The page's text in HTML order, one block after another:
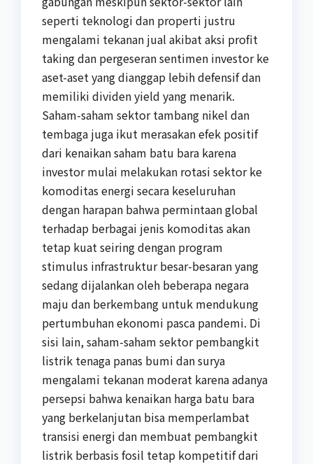
seperti teknologi dan properti justru
mengalami tekanan jual akibat aksi profit
taking dan pergeseran sentimen investor ke
aset-aset yang dianggap lebih defensif dan
memiliki dividen yield yang menarik.
Saham-saham sektor tambang nikel dan
tembaga juga ikut merasakan efek positif
dari kenaikan saham batu bara karena
investor mulai melakukan rotasi sektor ke
komoditas energi secara keseluruhan
dengan harapan bahwa permintaan global
terhadap berbagai jenis komoditas akan
tetap kuat seiring dengan program
stimulus infrastruktur besar-besaran yang
sedang dijalankan oleh beberapa negara
maju dan berkembang untuk mendukung
pertumbuhan ekonomi pasca pandemi. Di
sisi lain, saham-saham sektor pembangkit
listrik tenaga panas bumi dan surya
mengalami tekanan moderat karena adanya
persepsi bahwa kenaikan harga batu bara
yang berkelanjutan bisa memperlambat
transisi energi dan membuat pembangkit
listrik berbasis fosil tetap kompetitif dari